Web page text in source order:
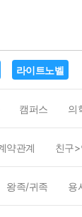
라이트노벨
캠퍼스 의
약관계 친구>
왕족/귀족 용